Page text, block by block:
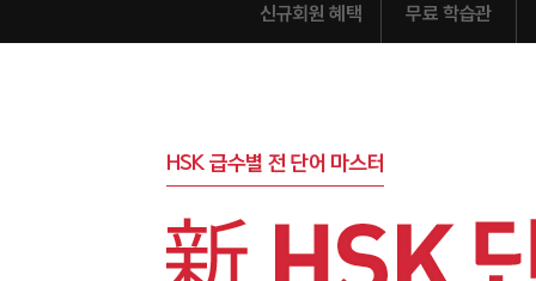
신규회원 혜택 무료 학습관